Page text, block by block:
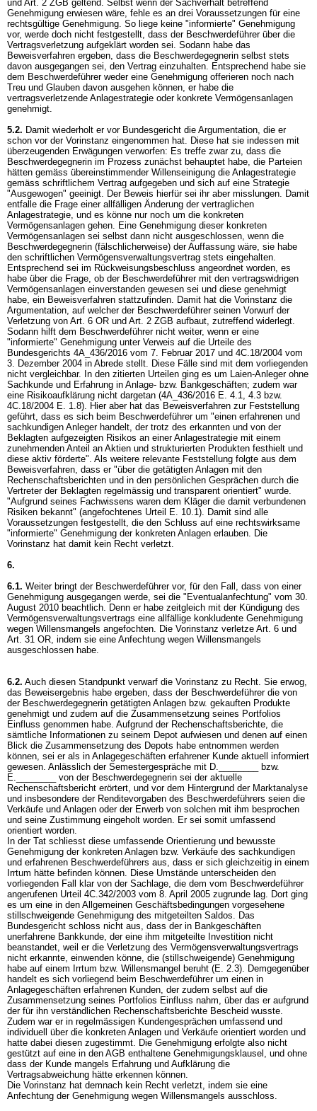
und Art. 2 ZGB geltend. Selbst wenn der Sachverhalt betreffend
Genehmigung erwiesen wäre, fehle es an drei Voraussetzungen für eine
rechtsgültige Genehmigung. So liege keine "informierte" Genehmigung
vor, werde doch nicht festgestellt, dass der Beschwerdeführer über die
Vertragsverletzung aufgeklärt worden sei. Sodann habe das
Beweisverfahren ergeben, dass die Beschwerdegegnerin selbst stets
davon ausgegangen sei, den Vertrag einzuhalten. Entsprechend habe sie
dem Beschwerdeführer weder eine Genehmigung offerieren noch nach
Treu und Glauben davon ausgehen können, er habe die
vertragsverletzende Anlagestrategie oder konkrete Vermögensanlagen
genehmigt.
5.2. Damit wiederholt er vor Bundesgericht die Argumentation, die er
schon vor der Vorinstanz eingenommen hat. Diese hat sie indessen mit
überzeugenden Erwägungen verworfen: Es treffe zwar zu, dass die
Beschwerdegegnerin im Prozess zunächst behauptet habe, die Parteien
hätten gemäss übereinstimmender Willenseinigung die Anlagestrategie
gemäss schriftlichem Vertrag aufgegeben und sich auf eine Strategie
"Ausgewogen" geeinigt. Der Beweis hierfür sei ihr aber misslungen. Damit
entfalle die Frage einer allfälligen Änderung der vertraglichen
Anlagestrategie, und es könne nur noch um die konkreten
Vermögensanlagen gehen. Eine Genehmigung dieser konkreten
Vermögensanlagen sei selbst dann nicht ausgeschlossen, wenn die
Beschwerdegegnerin (fälschlicherweise) der Auffassung wäre, sie habe
den schriftlichen Vermögensverwaltungsvertrag stets eingehalten.
Entsprechend sei im Rückweisungsbeschluss angeordnet worden, es
habe über die Frage, ob der Beschwerdeführer mit den vertragswidrigen
Vermögensanlagen einverstanden gewesen sei und diese genehmigt
habe, ein Beweisverfahren stattzufinden. Damit hat die Vorinstanz die
Argumentation, auf welcher der Beschwerdeführer seinen Vorwurf der
Verletzung von Art. 6 OR und Art. 2 ZGB aufbaut, zutreffend widerlegt.
Sodann hilft dem Beschwerdeführer nicht weiter, wenn er eine
"informierte" Genehmigung unter Verweis auf die Urteile des
Bundesgerichts 4A_436/2016 vom 7. Februar 2017 und 4C.18/2004 vom
3. Dezember 2004 in Abrede stellt. Diese Fälle sind mit dem vorliegenden
nicht vergleichbar. In den zitierten Urteilen ging es um Laien-Anleger ohne
Sachkunde und Erfahrung in Anlage- bzw. Bankgeschäften; zudem war
eine Risikoaufklärung nicht dargetan (4A_436/2016 E. 4.1, 4.3 bzw.
4C.18/2004 E. 1.8). Hier aber hat das Beweisverfahren zur Feststellung
geführt, dass es sich beim Beschwerdeführer um "einen erfahrenen und
sachkundigen Anleger handelt, der trotz des erkannten und von der
Beklagten aufgezeigten Risikos an einer Anlagestrategie mit einem
zunehmenden Anteil an Aktien und strukturierten Produkten festhielt und
diese aktiv förderte". Als weitere relevante Feststellung folgte aus dem
Beweisverfahren, dass er "über die getätigten Anlagen mit den
Rechenschaftsberichten und in den persönlichen Gesprächen durch die
Vertreter der Beklagten regelmässig und transparent orientiert" wurde.
"Aufgrund seines Fachwissens waren dem Kläger die damit verbundenen
Risiken bekannt" (angefochtenes Urteil E. 10.1). Damit sind alle
Voraussetzungen festgestellt, die den Schluss auf eine rechtswirksame
"informierte" Genehmigung der konkreten Anlagen erlauben. Die
Vorinstanz hat damit kein Recht verletzt.
6.
6.1. Weiter bringt der Beschwerdeführer vor, für den Fall, dass von einer
Genehmigung ausgegangen werde, sei die "Eventualanfechtung" vom 30.
August 2010 beachtlich. Denn er habe zeitgleich mit der Kündigung des
Vermögensverwaltungsvertrags eine allfällige konkludente Genehmigung
wegen Willensmangels angefochten. Die Vorinstanz verletze Art. 6 und
Art. 31 OR, indem sie eine Anfechtung wegen Willensmangels
ausgeschlossen habe.
6.2. Auch diesen Standpunkt verwarf die Vorinstanz zu Recht. Sie erwog,
das Beweisergebnis habe ergeben, dass der Beschwerdeführer die von
der Beschwerdegegnerin getätigten Anlagen bzw. gekauften Produkte
genehmigt und zudem auf die Zusammensetzung seines Portfolios
Einfluss genommen habe. Aufgrund der Rechenschaftsberichte, die
sämtliche Informationen zu seinem Depot aufwiesen und denen auf einen
Blick die Zusammensetzung des Depots habe entnommen werden
können, sei er als in Anlagegeschäften erfahrener Kunde aktuell informiert
gewesen. Anlässlich der Semestergespräche mit D.________ bzw.
E.________ von der Beschwerdegegnerin sei der aktuelle
Rechenschaftsbericht erörtert, und vor dem Hintergrund der Marktanalyse
und insbesondere der Renditevorgaben des Beschwerdeführers seien die
Verkäufe und Anlagen oder der Erwerb von solchen mit ihm besprochen
und seine Zustimmung eingeholt worden. Er sei somit umfassend
orientiert worden.
In der Tat schliesst diese umfassende Orientierung und bewusste
Genehmigung der konkreten Anlagen bzw. Verkäufe des sachkundigen
und erfahrenen Beschwerdeführers aus, dass er sich gleichzeitig in einem
Irrtum hätte befinden können. Diese Umstände unterscheiden den
vorliegenden Fall klar von der Sachlage, die dem vom Beschwerdeführer
angerufenen Urteil 4C.342/2003 vom 8. April 2005 zugrunde lag. Dort ging
es um eine in den Allgemeinen Geschäftsbedingungen vorgesehene
stillschweigende Genehmigung des mitgeteilten Saldos. Das
Bundesgericht schloss nicht aus, dass der in Bankgeschäften
unerfahrene Bankkunde, der eine ihm mitgeteilte Investition nicht
beanstandet, weil er die Verletzung des Vermögensverwaltungsvertrags
nicht erkannte, einwenden könne, die (stillschweigende) Genehmigung
habe auf einem Irrtum bzw. Willensmangel beruht (E. 2.3). Demgegenüber
handelt es sich vorliegend beim Beschwerdeführer um einen in
Anlagegeschäften erfahrenen Kunden, der zudem selbst auf die
Zusammensetzung seines Portfolios Einfluss nahm, über das er aufgrund
der für ihn verständlichen Rechenschaftsberichte Bescheid wusste.
Zudem war er in regelmässigen Kundengesprächen umfassend und
individuell über die konkreten Anlagen und Verkäufe orientiert worden und
hatte dabei diesen zugestimmt. Die Genehmigung erfolgte also nicht
gestützt auf eine in den AGB enthaltene Genehmigungsklausel, und ohne
dass der Kunde mangels Erfahrung und Aufklärung die
Vertragsabweichung hätte erkennen können.
Die Vorinstanz hat demnach kein Recht verletzt, indem sie eine
Anfechtung der Genehmigung wegen Willensmangels ausschloss.